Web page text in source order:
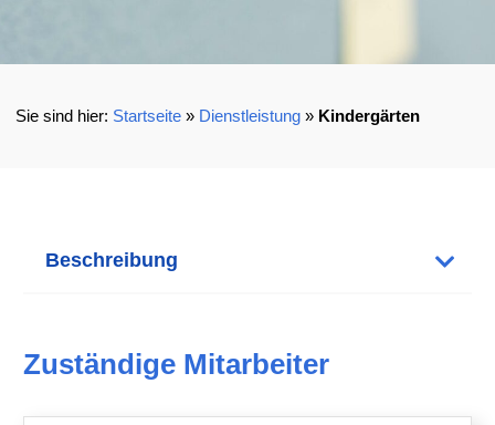
Startseite» Dienstleistung» Kindergärten
Beschreibung
Zuständige Mitarbeiter